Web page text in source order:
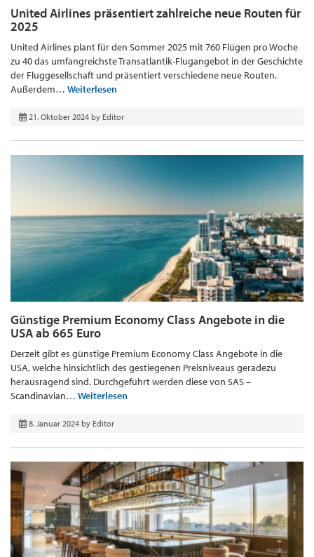
United Airlines präsentiert zahlreiche neue Routen für
2025
United Airlines plant für den Sommer 2025 mit 760 Flügen pro Woche
zu 40 das umfangreichste Transatlantik-Flugangebot in der Geschichte
der Fluggesellschaft und präsentiert verschiedene neue Routen.
Außerdem… Weiterlesen
21. Oktober 2024 by Editor
Günstige Premium Economy Class Angebote in die
USA ab 665 Euro
Derzeit gibt es günstige Premium Economy Class Angebote in die
USA, welche hinsichtlich des gestiegenen Preisniveaus geradezu
herausragend sind. Durchgeführt werden diese von SAS –
Scandinavian… Weiterlesen
8. Januar 2024 by Editor